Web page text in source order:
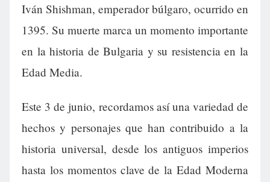
Iván Shishman, emperador búlgaro, ocurrido en
1395. Su muerte marca un momento importante
en la historia de Bulgaria y su resistencia en la
Edad Media.
Este 3 de junio, recordamos así una variedad de
hechos y personajes que han contribuido a la
historia universal, desde los antiguos imperios
hasta los momentos clave de la Edad Moderna